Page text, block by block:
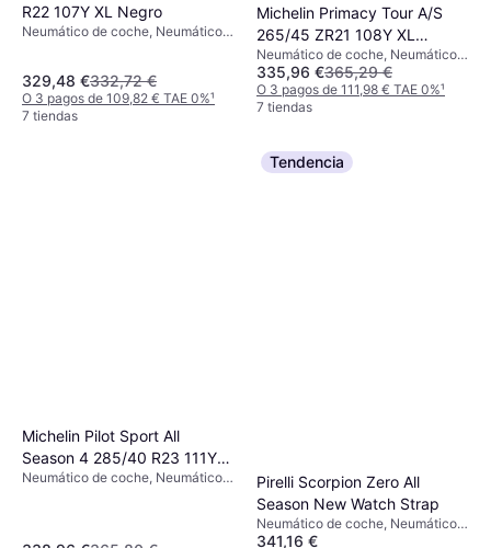
R22 107Y XL Negro
Neumático de coche, Neumáticos
Utilitario Deportivo, Coche de
Pasajeros, Perfil 30 %, Índice de
Velocidad W (270 km/h), Y (300
329,48 €332,72 €
O 3 pagos de 109,82 € TAE 0%¹
7 tiendas
Michelin Primacy Tour A/S
265/45 ZR21 108Y XL
Acoustic
Neumático de coche, Neumáticos
de verano, Neumáticos para todas
las estaciones, No, Coche de
Pasajeros, Perfil 45 %, Índice de
335,96 €365,29 €
O 3 pagos de 111,98 € TAE 0%¹
7 tiendas
Michelin Pilot Sport All
Season 4 285/40 R23 111Y
XL Acoustic, LR
Neumático de coche, Neumáticos
Tendencia
Pirelli Scorpion Zero All
Season New Watch Strap
Neumático de coche, Neumáticos
para todas las estaciones, No,
341,16 €